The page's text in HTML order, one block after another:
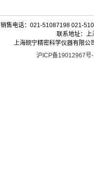
销售电话：021-51087198 021-
联系地址：
上海皖宁精密科学仪器有限
沪ICP备19012967号